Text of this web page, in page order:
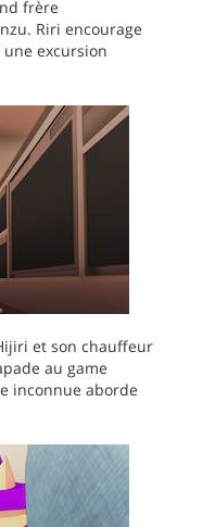
frère
Riri encourage
excursion
et son chauffeur
au game
inconnue aborde